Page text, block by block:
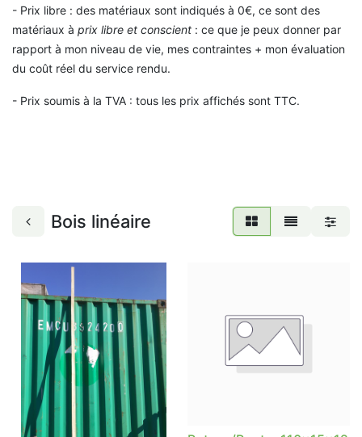
- Prix libre : des matériaux sont indiqués à 0€, ce sont des
matériaux à prix libre et conscient : ce que je peux donner par
rapport à mon niveau de vie, mes contraintes + mon évaluation
du coût réel du service rendu.
- Prix soumis à la TVA : tous les prix affichés sont TTC.
Bois linéaire